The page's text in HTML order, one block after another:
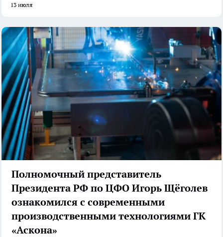
13 июля
Полномочный представитель
Президента РФ по ЦФО Игорь Щёголев
ознакомился с современными
производственными технологиями ГК
«Аскона»